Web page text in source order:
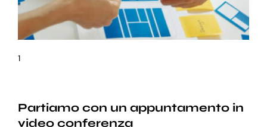
1
Partiamo con un appuntamento in
video conferenza